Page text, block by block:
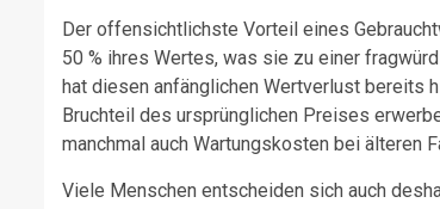
Der offensichtlichste Vorteil eines
50 % ihres Wertes, was sie zu einer
hat diesen anfänglichen Wertverlust bereits
Bruchteil des ursprünglichen Preises
manchmal auch Wartungskosten bei älteren
Viele Menschen entscheiden sich auch